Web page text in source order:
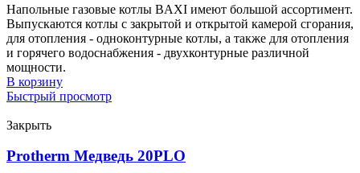
Напольные газовые котлы BAXI имеют большой ассортимент.
Выпускаются котлы с закрытой и открытой камерой сгорания,
для отопления - одноконтурные котлы, а также для отопления
и горячего водоснабжения - двухконтурные различной
мощности.
В корзину
Быстрый просмотр
Закрыть
Protherm Медведь 20PLO